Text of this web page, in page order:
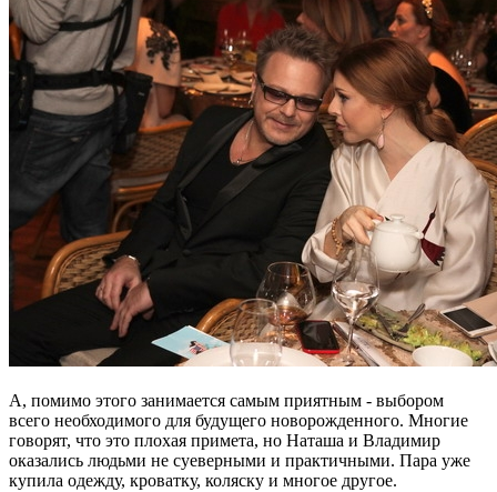
А, помимо этого занимается самым приятным - выбором
всего необходимого для будущего новорожденного. Многие
говорят, что это плохая примета, но Наташа и Владимир
оказались людьми не суеверными и практичными. Пара уже
купила одежду, кроватку, коляску и многое другое.